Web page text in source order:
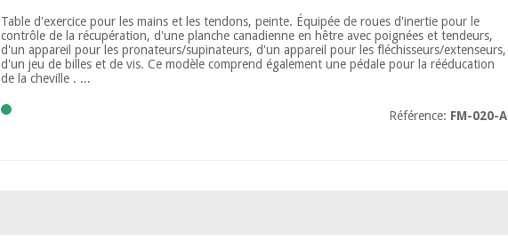
Table d'exercice pour les mains et les tendons, peinte. Équipée de roues d'inertie pour le
contrôle de la récupération, d'une planche canadienne en hêtre avec poignées et tendeurs,
d'un appareil pour les pronateurs/supinateurs, d'un appareil pour les fléchisseurs/extenseurs,
d'un jeu de billes et de vis. Ce modèle comprend également une pédale pour la rééducation
de la cheville . ...
Référence: FM-020-A